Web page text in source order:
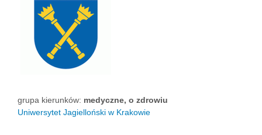
grupa kierunków: medyczne, o zdrowiu
Uniwersytet Jagielloński w Krakowie